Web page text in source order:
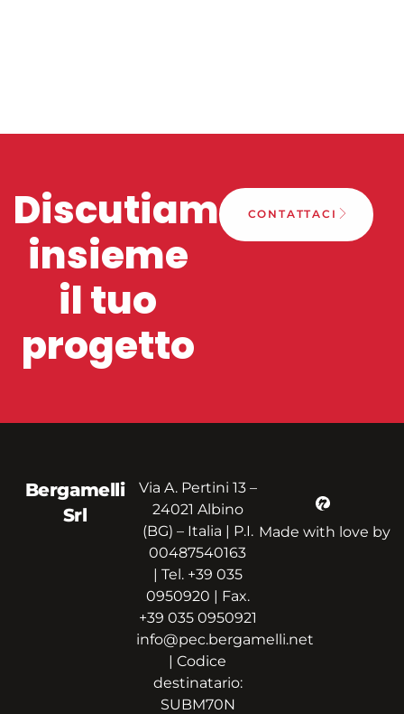
Discutiamo
insieme
il tuo
progetto
CONTATTACI
Bergamelli
Srl
Via A. Pertini 13 –
24021 Albino
(BG) – Italia | P.I.
00487540163
| Tel. +39 035
0950920 | Fax.
+39 035 0950921
info@pec.bergamelli.net
| Codice
destinatario:
SUBM70N
Made with love by